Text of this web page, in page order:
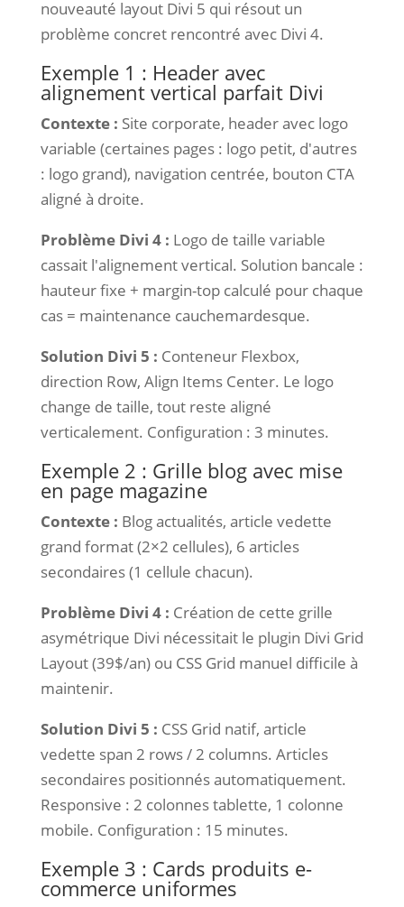
nouveauté layout Divi 5 qui résout un
problème concret rencontré avec Divi 4.
Exemple 1 : Header avec
alignement vertical parfait Divi
Contexte : Site corporate, header avec logo
variable (certaines pages : logo petit, d'autres
: logo grand), navigation centrée, bouton CTA
aligné à droite.
Problème Divi 4 : Logo de taille variable
cassait l'alignement vertical. Solution bancale :
hauteur fixe + margin-top calculé pour chaque
cas = maintenance cauchemardesque.
Solution Divi 5 : Conteneur Flexbox,
direction Row, Align Items Center. Le logo
change de taille, tout reste aligné
verticalement. Configuration : 3 minutes.
Exemple 2 : Grille blog avec mise
en page magazine
Contexte : Blog actualités, article vedette
grand format (2×2 cellules), 6 articles
secondaires (1 cellule chacun).
Problème Divi 4 : Création de cette grille
asymétrique Divi nécessitait le plugin Divi Grid
Layout (39$/an) ou CSS Grid manuel difficile à
maintenir.
Solution Divi 5 : CSS Grid natif, article
vedette span 2 rows / 2 columns. Articles
secondaires positionnés automatiquement.
Responsive : 2 colonnes tablette, 1 colonne
mobile. Configuration : 15 minutes.
Exemple 3 : Cards produits e-
commerce uniformes